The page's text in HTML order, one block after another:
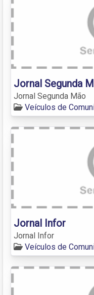
Jornal Segunda
Jornal Segunda Mão
Veículos de
Jornal Infor
Jornal Infor
Veículos de